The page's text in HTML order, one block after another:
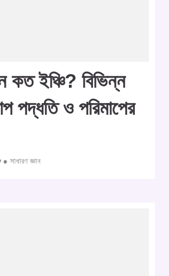
কত ইঞ্চি? বিভিন্ন
পদ্ধতি ও পরিমাপের
● সাধারণ জ্ঞান